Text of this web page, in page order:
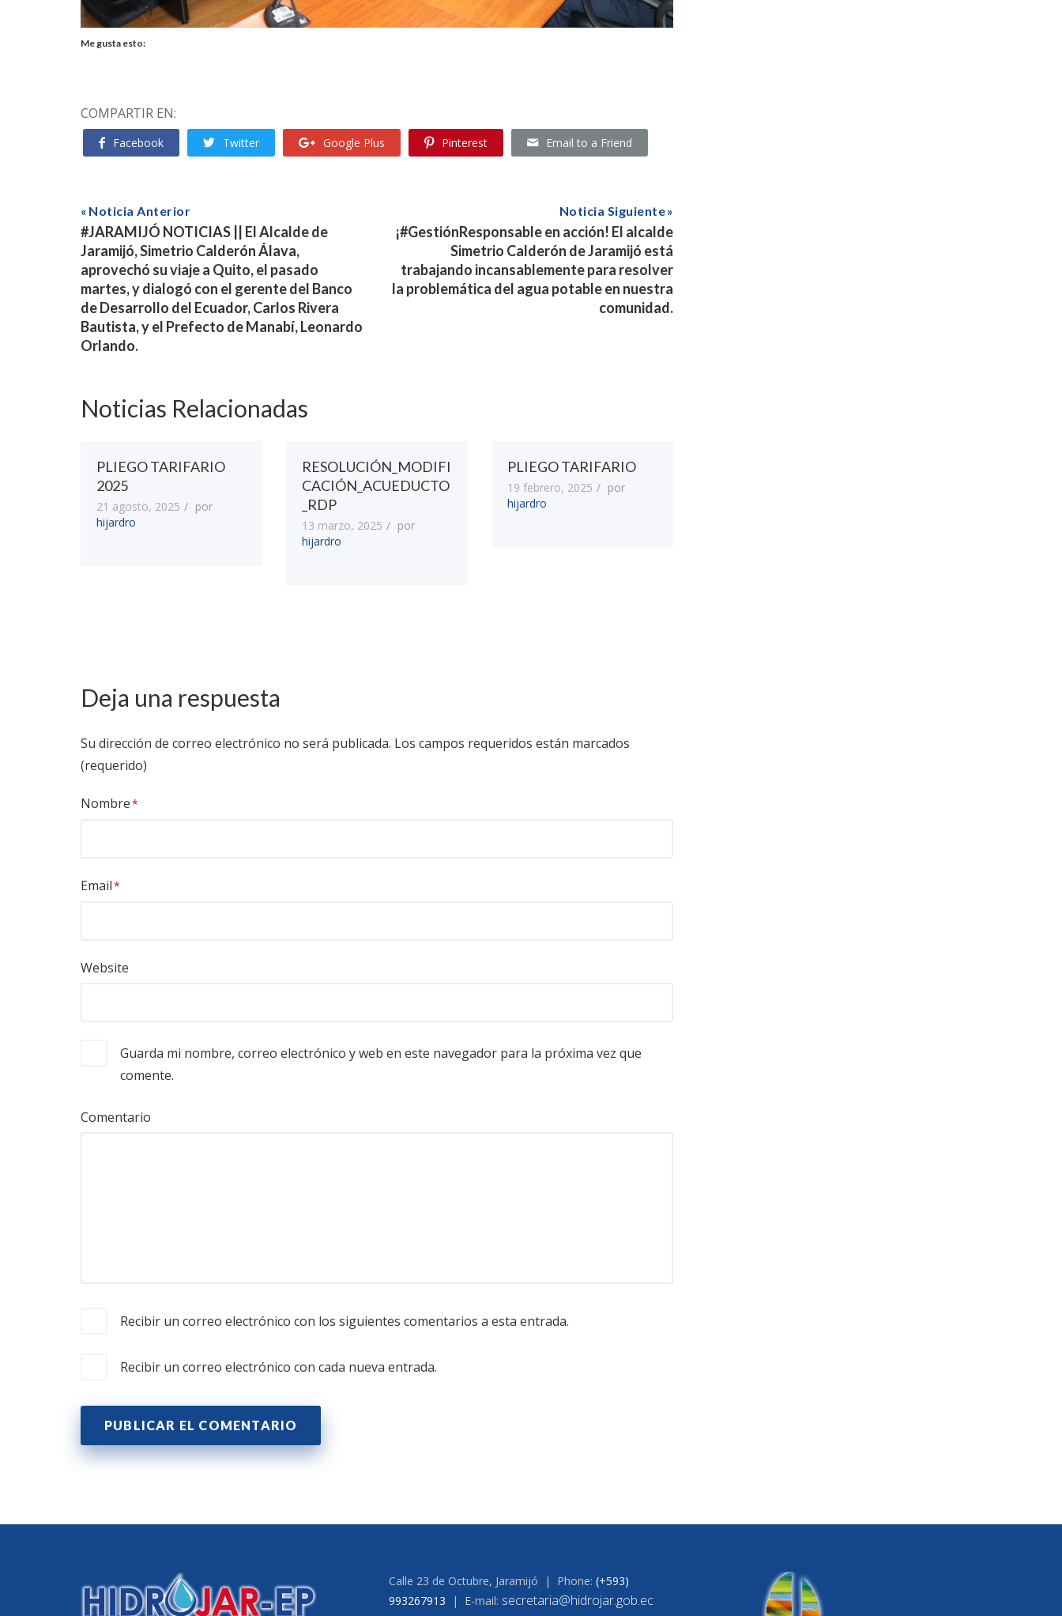
Me gusta esto:
COMPARTIR EN:
Facebook Twitter Google Plus Pinterest Email to a Friend
Noticia Anterior
#JARAMIJÓ NOTICIAS || El Alcalde de
Jaramijó, Simetrio Calderón Álava,
aprovechó su viaje a Quito, el pasado
martes, y dialogó con el gerente del Banco
de Desarrollo del Ecuador, Carlos Rivera
Bautista, y el Prefecto de Manabí, Leonardo
Orlando.
Noticia Siguiente
¡#GestiónResponsable en acción! El alcalde
Simetrio Calderón de Jaramijó está
trabajando incansablemente para resolver
la problemática del agua potable en nuestra
comunidad.
Noticias Relacionadas
PLIEGO TARIFARIO
2025
21 agosto, 2025
por
hijardro
RESOLUCIÓN_MODIFI
CACIÓN_ACUEDUCTO
_RDP
13 marzo, 2025
por
hijardro
PLIEGO TARIFARIO
19 febrero, 2025
por
hijardro
Deja una respuesta
Su dirección de correo electrónico no será publicada. Los campos requeridos están marcados
(requerido)
Nombre
Email
Website
Guarda mi nombre, correo electrónico y web en este navegador para la próxima vez que
comente.
Comentario
Recibir un correo electrónico con los siguientes comentarios a esta entrada.
Recibir un correo electrónico con cada nueva entrada.
Calle 23 de Octubre, Jaramijó | Phone: (+593)
993267913 | E-mail: secretaria@hidrojar.gob.ec